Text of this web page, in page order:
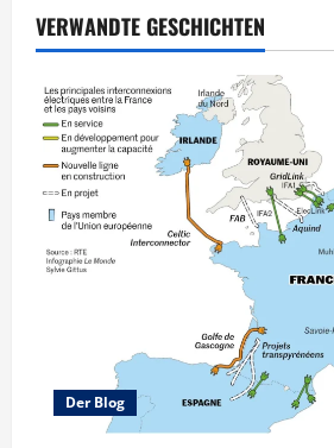
VERWANDTE GESCHICHTEN
Der Blog